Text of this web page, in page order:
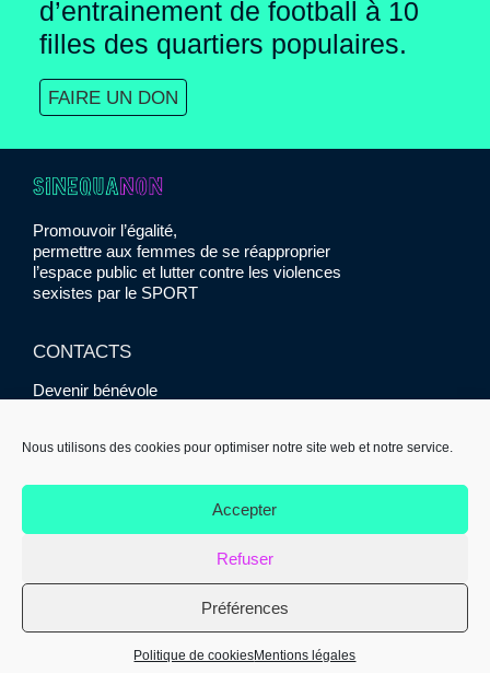
Nous utilisons des cookies pour optimiser notre site web et notre service.
Accepter
Refuser
Préférences
Politique de cookiesMentions légales
d’entrainement de football à10
filles des quartiers populaires.
FAIRE UN DON
Promouvoir l’égalité,
permettre aux femmes de se réapproprier
l’espace public et lutter contre les violences
sexistes par le SPORT
CONTACTS
Devenir bénévole
Contact
© SINE QUA NON 2021 |Mentions légales|Réalisation :
Meliatis